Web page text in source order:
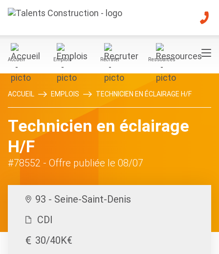
Accueil Emplois Recruter Ressources
ACCUEIL EMPLOIS TECHNICIEN EN ÉCLAIRAGE H/F
Technicien en éclairage
H/F
#78552 - Offre publiée le 08/07
93 - Seine-Saint-Denis
CDI
30/40K€